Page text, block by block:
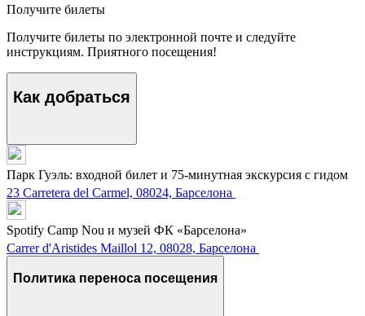
Получите билеты
Получите билеты по электронной почте и следуйте
инструкциям. Приятного посещения!
Как добраться
Парк Гуэль: входной билет и 75-минутная экскурсия с гидом
23 Carretera del Carmel, 08024, Барселона
Spotify Camp Nou и музей ФК «Барселона»
Carrer d'Aristides Maillol 12, 08028, Барселона
Политика переноса посещения